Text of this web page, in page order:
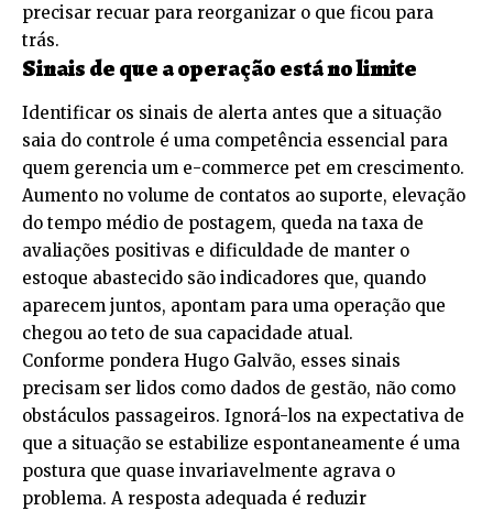
precisar recuar para reorganizar o que ficou para
trás.
Sinais de que a operação está no limite
Identificar os sinais de alerta antes que a situação
saia do controle é uma competência essencial para
quem gerencia um e-commerce pet em crescimento.
Aumento no volume de contatos ao suporte, elevação
do tempo médio de postagem, queda na taxa de
avaliações positivas e dificuldade de manter o
estoque abastecido são indicadores que, quando
aparecem juntos, apontam para uma operação que
chegou ao teto de sua capacidade atual.
Conforme pondera Hugo Galvão, esses sinais
precisam ser lidos como dados de gestão, não como
obstáculos passageiros. Ignorá-los na expectativa de
que a situação se estabilize espontaneamente é uma
postura que quase invariavelmente agrava o
problema. A resposta adequada é reduzir